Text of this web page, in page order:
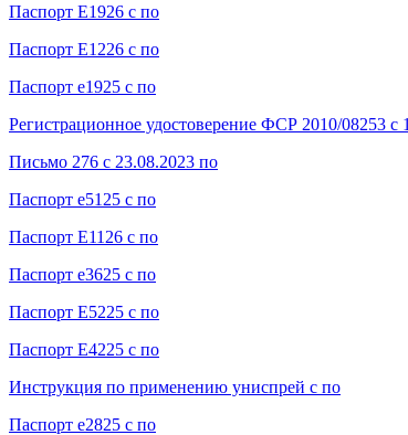
Паспорт Е1926 с по
Паспорт Е1226 с по
Паспорт е1925 с по
Регистрационное удостоверение ФСР 2010/08253 с
Письмо 276 с 23.08.2023 по
Паспорт е5125 с по
Паспорт Е1126 с по
Паспорт е3625 с по
Паспорт Е5225 с по
Паспорт Е4225 с по
Инструкция по применению униспрей с по
Паспорт е2825 с по